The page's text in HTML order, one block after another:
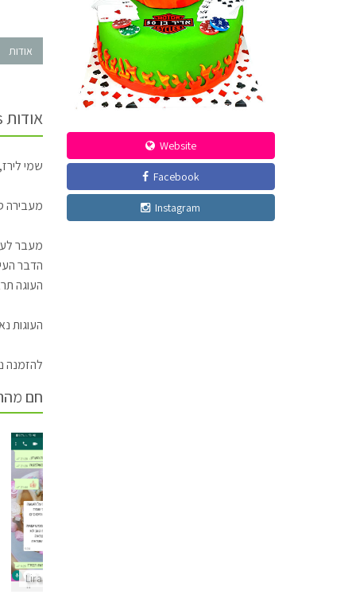
Website
Facebook
Instagram
אודות
אודות Liraz Cakes
שמי
מעבירה
מעבר
הדבר
העוגה
העוגות
להזמנה
חם
Liraz Cakes